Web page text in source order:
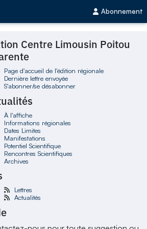
Abonnement
Centre Limousin Poitou
Page d'accueil de l'édition régionale
Dernière lettre envoyée
S'abonner/se désabonner
À l'affiche
Informations régionales
Dates Limites
Manifestations
Potentiel Scientifique
Rencontres Scientifiques
Archives
Lettres
Actualités